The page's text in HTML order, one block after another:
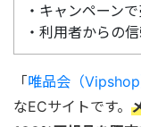
・キャンペーン
・利用者からの
「唯品会（Vipshop
なECサイトです。